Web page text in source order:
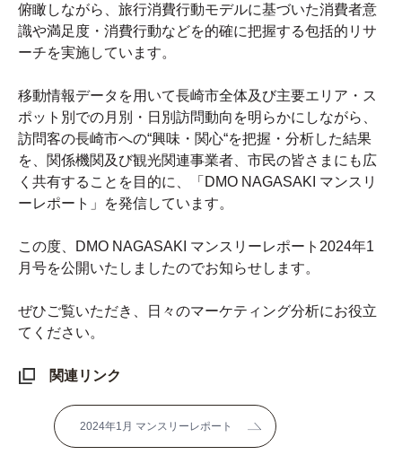
俯瞰しながら、旅行消費行動モデルに基づいた消費者意
識や満足度・消費行動などを的確に把握する包括的リサ
ーチを実施しています。
移動情報データを用いて長崎市全体及び主要エリア・ス
ポット別での月別・日別訪問動向を明らかにしながら、
訪問客の長崎市への“興味・関心“を把握・分析した結果
を、関係機関及び観光関連事業者、市民の皆さまにも広
く共有することを目的に、「DMO NAGASAKI マンスリ
ーレポート」を発信しています。
この度、DMO NAGASAKI マンスリーレポート2024年1
月号を公開いたしましたのでお知らせします。
ぜひご覧いただき、日々のマーケティング分析にお役立
てください。
関連リンク
2024年1月 マンスリーレポート